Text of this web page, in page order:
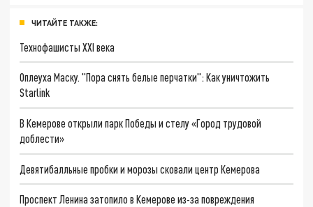
ЧИТАЙТЕ ТАКЖЕ:
Технофашисты XXI века
Оплеуха Маску. "Пора снять белые перчатки": Как уничтожить
Starlink
В Кемерове открыли парк Победы и стелу «Город трудовой
доблести»
Девятибалльные пробки и морозы сковали центр Кемерова
Проспект Ленина затопило в Кемерове из-за повреждения